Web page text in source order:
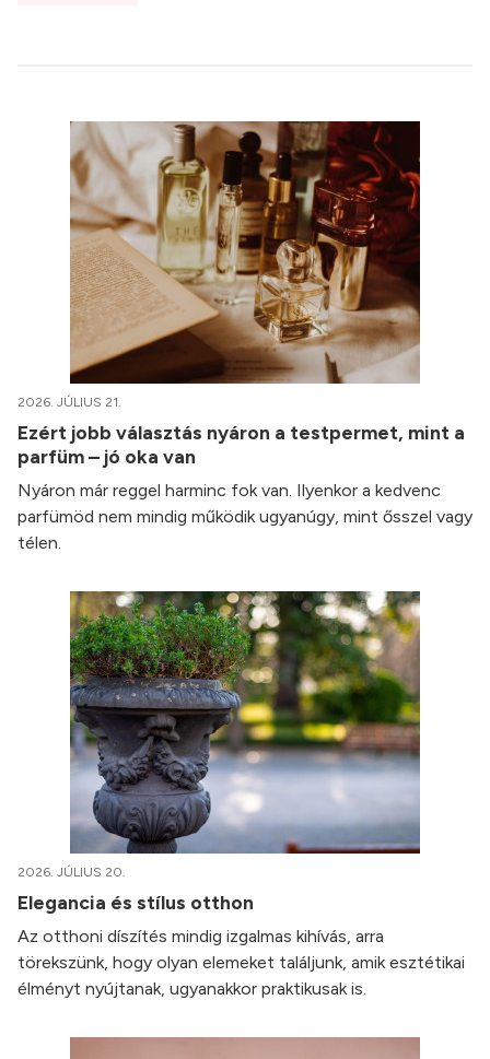
2026. JÚLIUS 21.
Ezért jobb választás nyáron a testpermet, mint a
parfüm – jó oka van
Nyáron már reggel harminc fok van. Ilyenkor a kedvenc
parfümöd nem mindig működik ugyanúgy, mint ősszel vagy
télen.
2026. JÚLIUS 20.
Elegancia és stílus otthon
Az otthoni díszítés mindig izgalmas kihívás, arra
törekszünk, hogy olyan elemeket találjunk, amik esztétikai
élményt nyújtanak, ugyanakkor praktikusak is.